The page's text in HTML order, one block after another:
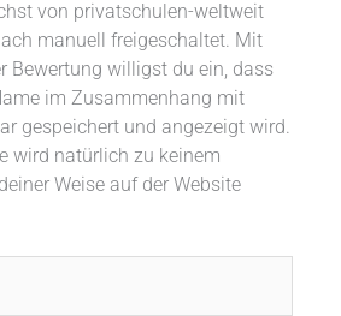
von privatschulen-weltweit
manuell freigeschaltet. Mit
Bewertung willigst du ein, dass
im Zusammenhang mit
gespeichert und angezeigt wird.
wird natürlich zu keinem
Weise auf der Website